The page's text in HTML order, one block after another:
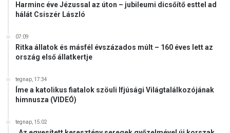
Harminc éve Jézussal az úton – jubileumi dicsőítő esttel ad
hálát Csiszér László
07:09
Ritka állatok és másfél évszázados múlt – 160 éves lett az
ország első állatkertje
tegnap, 17:34
Íme a katolikus fiatalok szöuli Ifjúsági Világtalálkozójának
himnusza (VIDEÓ)
tegnap, 15:02